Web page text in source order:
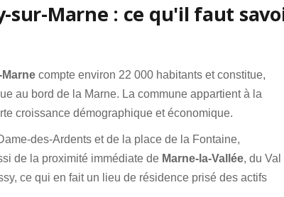
Marne : ce qu'il faut
compte environ 22 000 habitants et constitue,
au bord de la Marne. La commune appartient à la
croissance démographique et économique.
des-Ardents et de la place de la Fontaine,
de la proximité immédiate de Marne-la-Vallée, du Val
ce qui en fait un lieu de résidence prisé des actifs